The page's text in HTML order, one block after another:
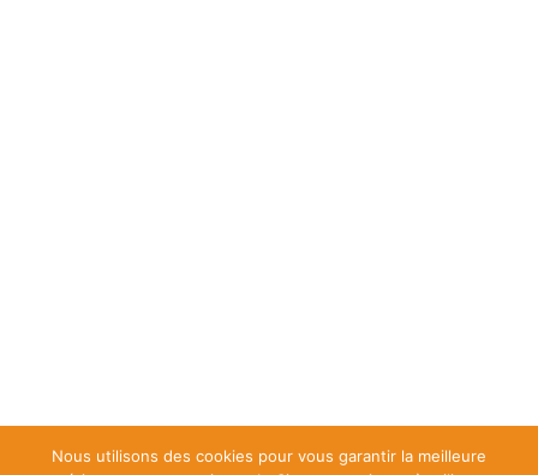
Nous utilisons des cookies pour vous garantir la meilleure